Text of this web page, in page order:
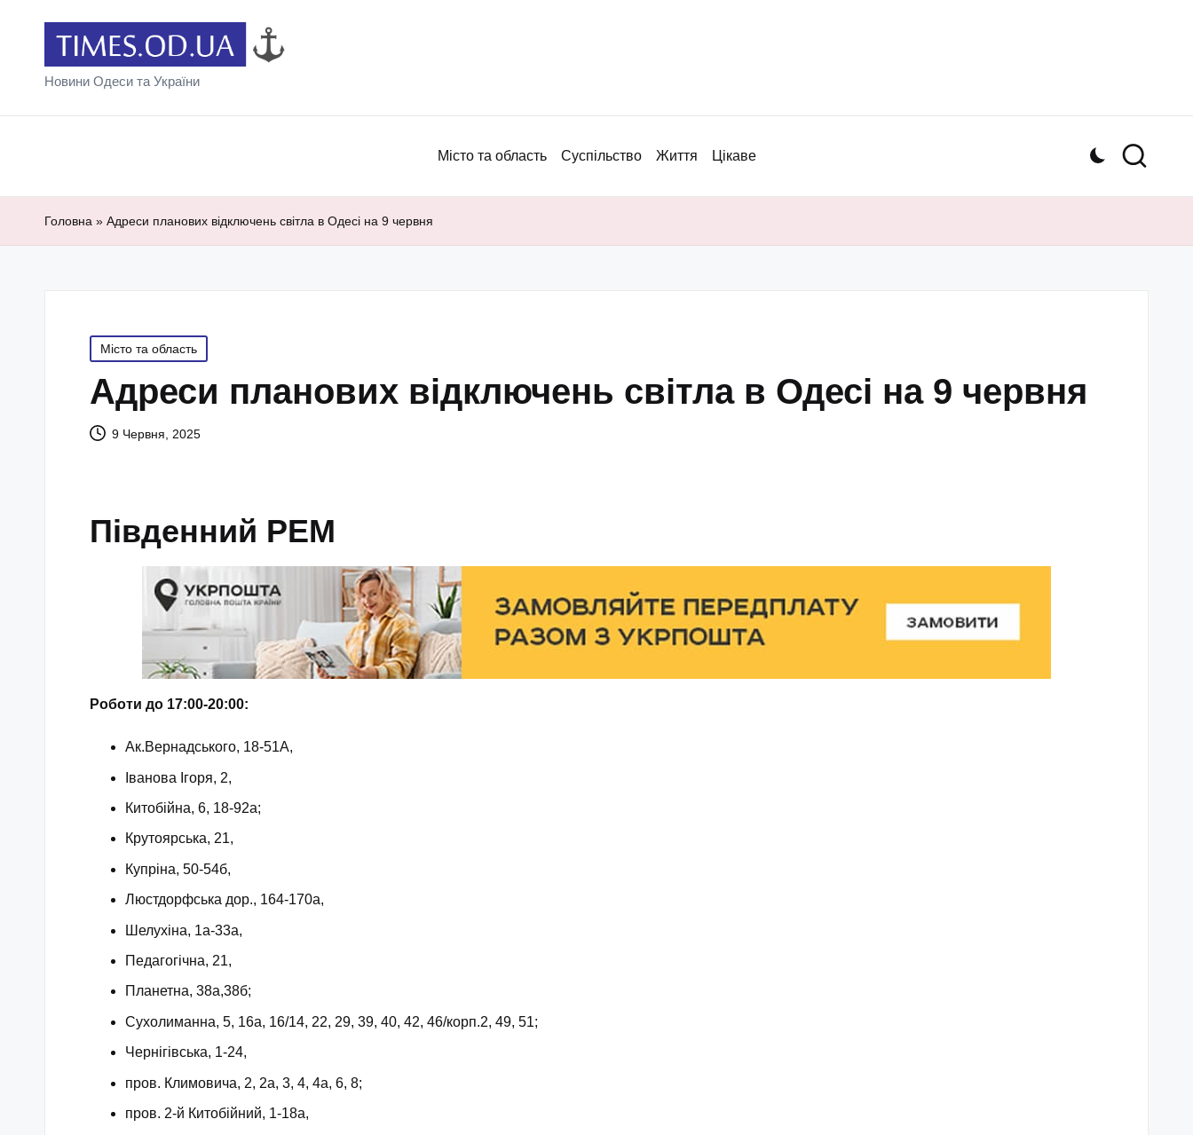
Новини Одеси та України
Місто та область Суспільство Життя Цікаве
Головна » Адреси планових відключень світла в Одесі на 9 червня
Posted
in
Місто та область
Адреси планових відключень світла в Одесі на 9 червня
9 Червня, 2025
Південний РЕМ
Роботи до 17:00-20:00:
Ак.Вернадського, 18-51А,
Іванова Ігоря, 2,
Китобійна, 6, 18-92а;
Крутоярська, 21,
Купріна, 50-54б,
Люстдорфська дор., 164-170а,
Шелухіна, 1а-33а,
Педагогічна, 21,
Планетна, 38а,38б;
Сухолиманна, 5, 16а, 16/14, 22, 29, 39, 40, 42, 46/корп.2, 49, 51;
Чернігівська, 1-24,
пров. Климовича, 2, 2а, 3, 4, 4а, 6, 8;
пров. 2-й Китобійний, 1-18а,